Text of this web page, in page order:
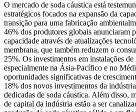
O mercado de soda cáustica está
estratégicos focados na expansão da
transição para uma fabricação
46% dos produtores globais anunciaram
capacidade através de atualizações
membrana, que também reduzem o
25%. Os investimentos em instalações de
especialmente na Ásia-Pacífico e no
oportunidades significativas de
18% dos novos investimentos da
dedicadas de soda cáustica. Além disso,
de capital da indústria estão a ser